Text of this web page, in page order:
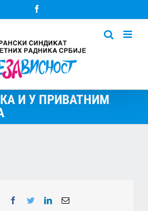
И У ПРИВАТНИМ
Facebook
TwitterLinkedInEmail